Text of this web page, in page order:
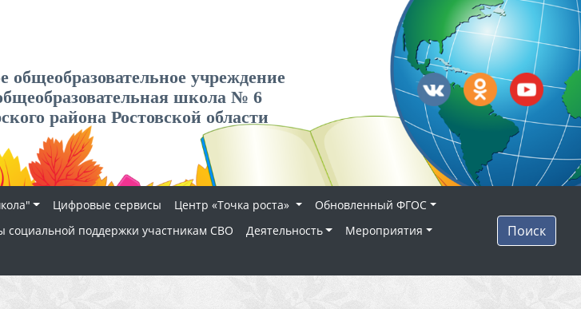
учреждение
школа № 6
района Ростовской области
Цифровые сервисы Центр «Точка роста»
Обновленный ФГОС
социальной поддержки участникам СВО Деятельность
Мероприятия
Поиск